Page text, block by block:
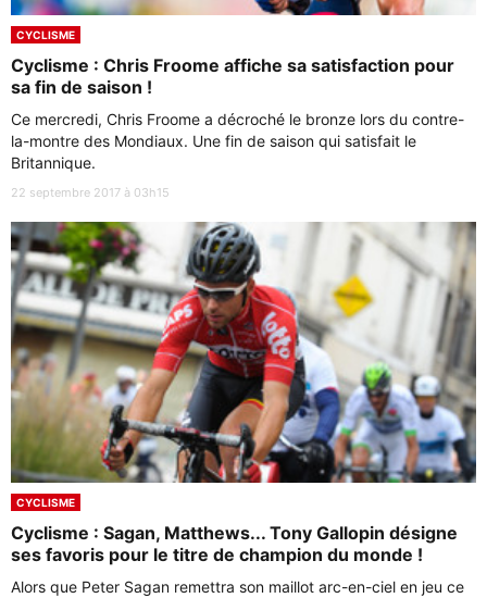
CYCLISME
Cyclisme : Chris Froome affiche sa satisfaction pour
sa fin de saison !
Ce mercredi, Chris Froome a décroché le bronze lors du contre-
la-montre des Mondiaux. Une fin de saison qui satisfait le
Britannique.
22 septembre 2017 à 03h15
CYCLISME
Cyclisme : Sagan, Matthews... Tony Gallopin désigne
ses favoris pour le titre de champion du monde !
Alors que Peter Sagan remettra son maillot arc-en-ciel en jeu ce